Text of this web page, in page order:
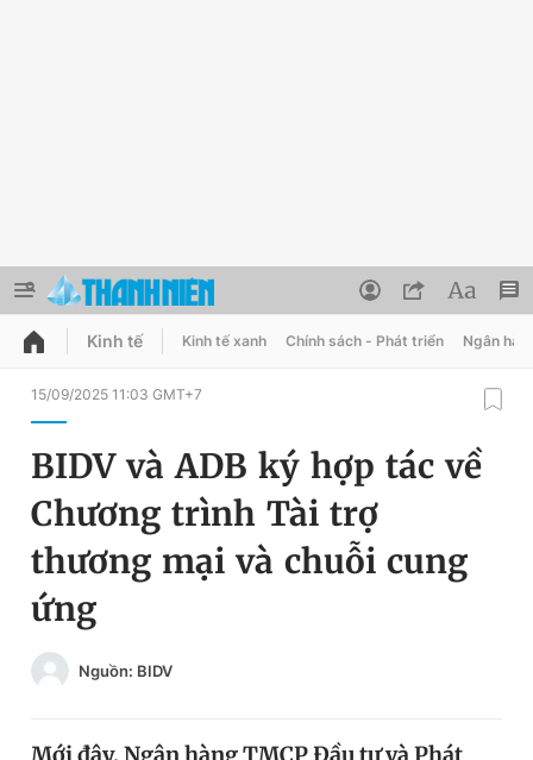
QUẢNG CÁO
Chuyên mục
Chuyên mục khác
Chào ngày mới
Tin thị trường
Đổi mật khẩu
Tin đã lưu
Tin đã xem
Kinh tế Kinh tế xanh Chính sách - Phát triển Ngân
15/09/2025 11:03 GMT+7
BIDV và ADB ký hợp tác về
Chương trình Tài trợ
thương mại và chuỗi cung
ứng
Nguồn: BIDV